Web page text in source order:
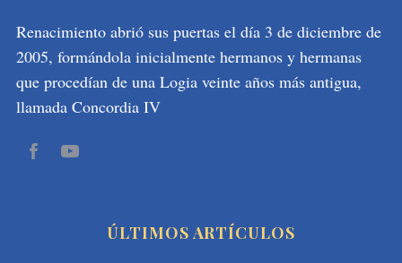
Renacimiento abrió sus puertas el día 3 de diciembre de
2005, formándola inicialmente hermanos y hermanas
que procedían de una Logia veinte años más antigua,
llamada Concordia IV
ÚLTIMOS ARTÍCULOS